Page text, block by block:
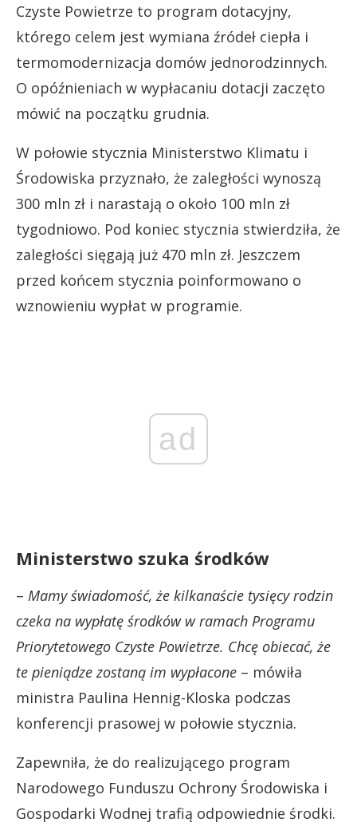
Czyste Powietrze to program dotacyjny,
którego celem jest wymiana źródeł ciepła i
termomodernizacja domów jednorodzinnych.
O opóźnieniach w wypłacaniu dotacji zaczęto
mówić na początku grudnia.
W połowie stycznia Ministerstwo Klimatu i
Środowiska przyznało, że zaległości wynoszą
300 mln zł i narastają o około 100 mln zł
tygodniowo. Pod koniec stycznia stwierdziła, że
zaległości sięgają już 470 mln zł. Jeszczem
przed końcem stycznia poinformowano o
wznowieniu wypłat w programie.
ad
Ministerstwo szuka środków
– Mamy świadomość, że kilkanaście tysięcy rodzin
czeka na wypłatę środków w ramach Programu
Priorytetowego Czyste Powietrze. Chcę obiecać, że
te pieniądze zostaną im wypłacone – mówiła
ministra Paulina Hennig-Kloska podczas
konferencji prasowej w połowie stycznia.
Zapewniła, że do realizującego program
Narodowego Funduszu Ochrony Środowiska i
Gospodarki Wodnej trafią odpowiednie środki.